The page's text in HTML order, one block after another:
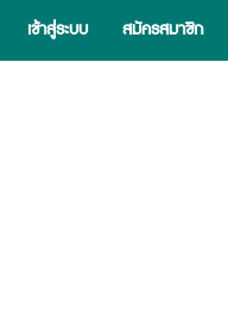
เข้าสู่ระบบ สมัครสมาชิก